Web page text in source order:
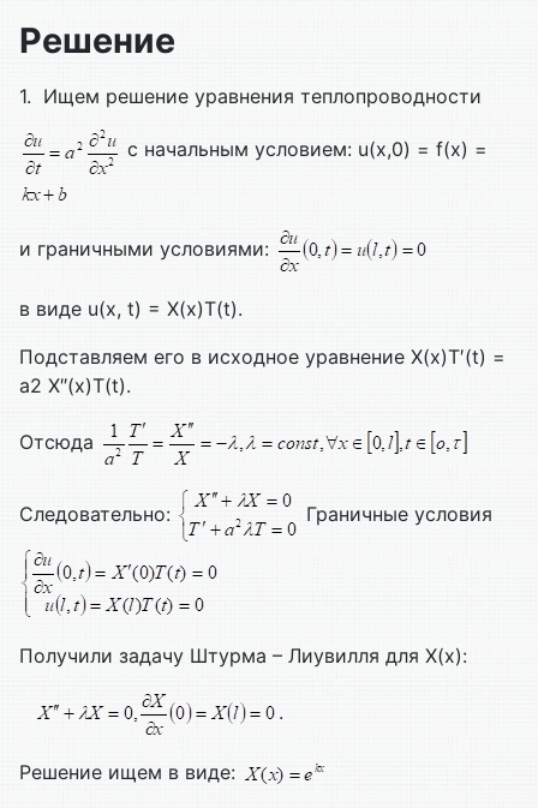
Решение
1. Ищем решение уравнения теплопроводности
с начальным условием: u(x,0) = f(x) =
и граничными условиями:
в виде u(x, t) = X(x)T(t).
Подставляем его в исходное уравнение X(x)T′(t) =
а2 X″(x)T(t).
Отсюда
Следовательно: Граничные условия
Получили задачу Штурма – Лиувилля для X(x):
.
Решение ищем в виде: